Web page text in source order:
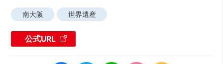
南大阪 世界遺産
公式URL